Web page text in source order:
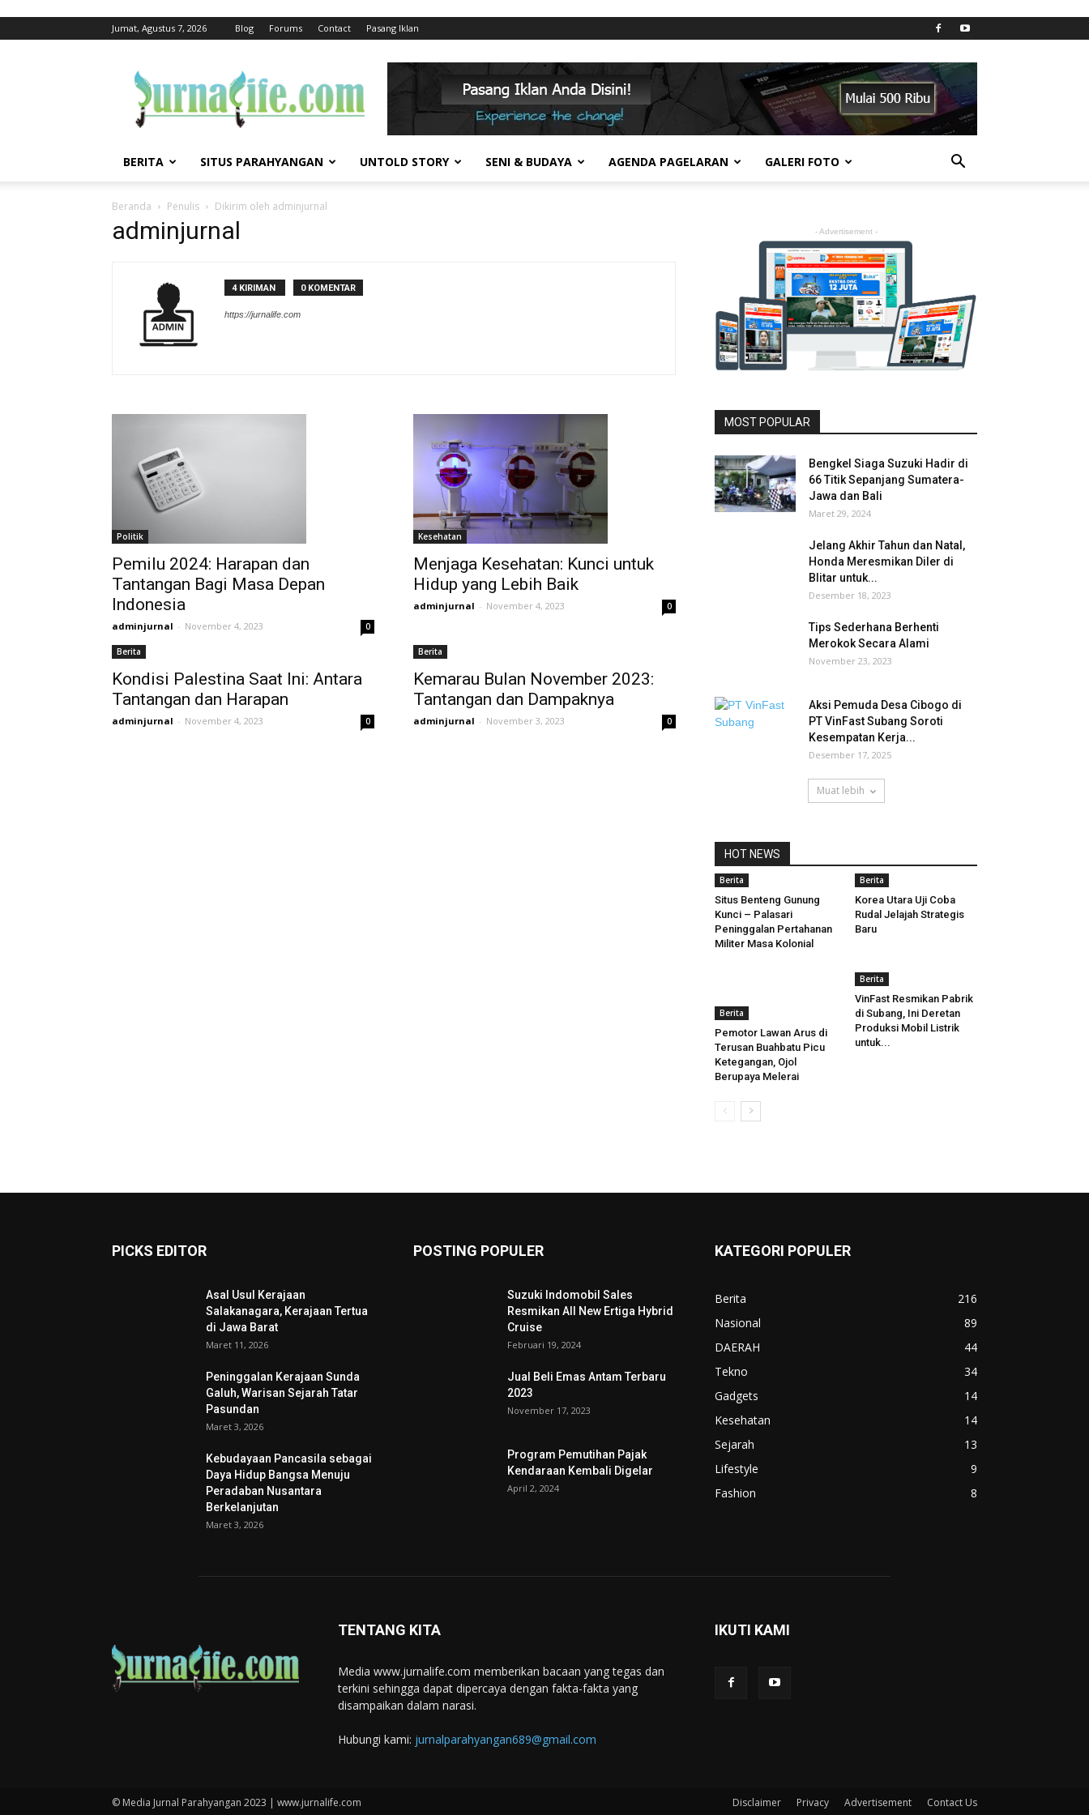
Jumat, Agustus 7, 2026 Blog Forums Contact Pasang Iklan
BERITA SITUS PARAHYANGAN UNTOLD STORY SENI & BUDAYA AGENDA PAGELARAN GALERI FOTO
Beranda Penulis Dikirim oleh adminjurnal
adminjurnal
4 KIRIMAN 0 KOMENTAR
https://jurnalife.com
Politik
Pemilu 2024: Harapan dan
Tantangan Bagi Masa Depan
Indonesia
adminjurnal - November 4, 2023 0
Kesehatan
Menjaga Kesehatan: Kunci untuk
Hidup yang Lebih Baik
adminjurnal - November 4, 2023 0
Berita
Kondisi Palestina Saat Ini: Antara
Tantangan dan Harapan
adminjurnal - November 4, 2023 0
Berita
Kemarau Bulan November 2023:
Tantangan dan Dampaknya
adminjurnal - November 3, 2023 0
- Advertisement -
MOST POPULAR
Bengkel Siaga Suzuki Hadir di
66 Titik Sepanjang Sumatera-
Jawa dan Bali
Maret 29, 2024
Jelang Akhir Tahun dan Natal,
Honda Meresmikan Diler di
Blitar untuk...
Desember 18, 2023
Tips Sederhana Berhenti
Merokok Secara Alami
November 23, 2023
Aksi Pemuda Desa Cibogo di
PT VinFast Subang Soroti
Kesempatan Kerja...
Desember 17, 2025
Muat lebih
HOT NEWS
Berita
Situs Benteng Gunung
Kunci – Palasari
Peninggalan Pertahanan
Militer Masa Kolonial
Berita
Korea Utara Uji Coba
Rudal Jelajah Strategis
Baru
Berita
Pemotor Lawan Arus di
Terusan Buahbatu Picu
Ketegangan, Ojol
Berupaya Melerai
Berita
VinFast Resmikan Pabrik
di Subang, Ini Deretan
Produksi Mobil Listrik
untuk...
PICKS EDITOR
Asal Usul Kerajaan
Salakanagara, Kerajaan Tertua
di Jawa Barat
Maret 11, 2026
Peninggalan Kerajaan Sunda
Galuh, Warisan Sejarah Tatar
Pasundan
Maret 3, 2026
Kebudayaan Pancasila sebagai
Daya Hidup Bangsa Menuju
Peradaban Nusantara
Berkelanjutan
Maret 3, 2026
POSTING POPULER
Suzuki Indomobil Sales
Resmikan All New Ertiga Hybrid
Cruise
Februari 19, 2024
Jual Beli Emas Antam Terbaru
2023
November 17, 2023
Program Pemutihan Pajak
Kendaraan Kembali Digelar
April 2, 2024
KATEGORI POPULER
Berita
216
Nasional
89
DAERAH
44
Tekno
34
Gadgets
14
Kesehatan
14
Sejarah
13
Lifestyle
9
Fashion
8
TENTANG KITA
Media www.jurnalife.com memberikan bacaan yang tegas dan
terkini sehingga dapat dipercaya dengan fakta-fakta yang
disampaikan dalam narasi.
Hubungi kami: jurnalparahyangan689@gmail.com
IKUTI KAMI
Disclaimer Privacy Advertisement Contact Us
© Media Jurnal Parahyangan 2023 | www.jurnalife.com